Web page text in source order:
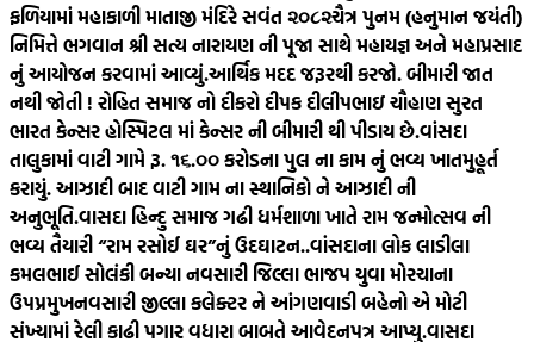
ફળિયામાં મહાકાળી માતાજી મંદિરે સવંત ‌‌૨૦૮૨ચૈત્ર‌ પુનમ (હનુમાન જયંતી)
નિમિત્તે ભગવાન શ્રી સત્ય નારાયણ ની પૂજા સાથે મહાયજ્ઞ અને મહાપ્રસાદ
નું આયોજન કરવામાં આવ્યું.આર્થિક મદદ જરૂરથી કરજો. બીમારી જાત
નથી જોતી ! રોહિત સમાજ નો દીકરો દીપક દીલીપભાઇ ચૌહાણ સુરત
ભારત કેન્સર હોસ્પિટલ માં કેન્સર ની બીમારી થી પીડાય છે.વાંસદા
તાલુકામાં વાટી ગામે રૂ. ૧૬.૦૦ કરોડના પુલ ના કામ નું ભવ્ય ખાતમુહૂર્ત
કરાયું. આઝાદી બાદ વાટી ગામ ના સ્થાનિકો ને આઝાદી ની
અનુભૂતિ.વાસદા હિન્દુ સમાજ ગઢી ધર્મશાળા ખાતે રામ જન્મોત્સવ ની
ભવ્ય તૈયારી “રામ રસોઈ ઘર”નું ઉદઘાટન..વાંસદાના લોક લાડીલા
કમલભાઈ સોલંકી બન્યા નવસારી જિલ્લા ભાજપ યુવા મોરચાના
ઉપપ્રમુખનવસારી જીલ્લા કલેક્ટર ને આંગણવાડી બહેનો એ મોટી
સંખ્યામાં રેલી કાઢી પગાર વધારા બાબતે આવેદનપત્ર આપ્યુ.વાસદા